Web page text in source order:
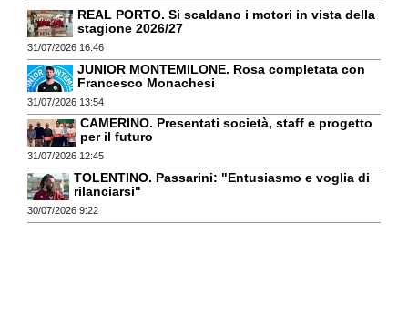
REAL PORTO. Si scaldano i motori in vista della
stagione 2026/27
31/07/2026 16:46
JUNIOR MONTEMILONE. Rosa completata con
Francesco Monachesi
31/07/2026 13:54
CAMERINO. Presentati società, staff e progetto
per il futuro
31/07/2026 12:45
TOLENTINO. Passarini: "Entusiasmo e voglia di
rilanciarsi"
30/07/2026 9:22